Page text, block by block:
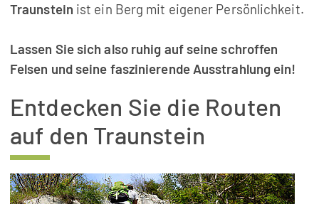
Traunstein ist ein Berg mit eigener Persönlichkeit.
Lassen Sie sich also ruhig auf seine schroffen
Felsen und seine faszinierende Ausstrahlung ein!
Entdecken Sie die Routen
auf den Traunstein